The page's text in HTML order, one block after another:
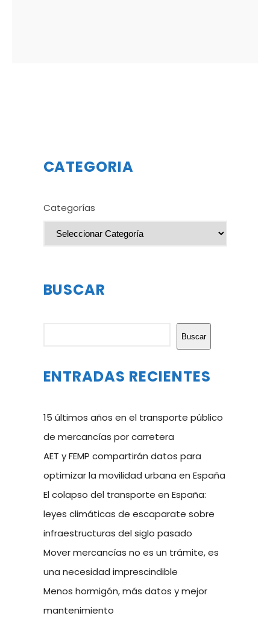
CATEGORIA
Categorías
BUSCAR
Buscar
ENTRADAS RECIENTES
15 últimos años en el transporte público
de mercancías por carretera
AET y FEMP compartirán datos para
optimizar la movilidad urbana en España
El colapso del transporte en España:
leyes climáticas de escaparate sobre
infraestructuras del siglo pasado
Mover mercancías no es un trámite, es
una necesidad imprescindible
Menos hormigón, más datos y mejor
mantenimiento